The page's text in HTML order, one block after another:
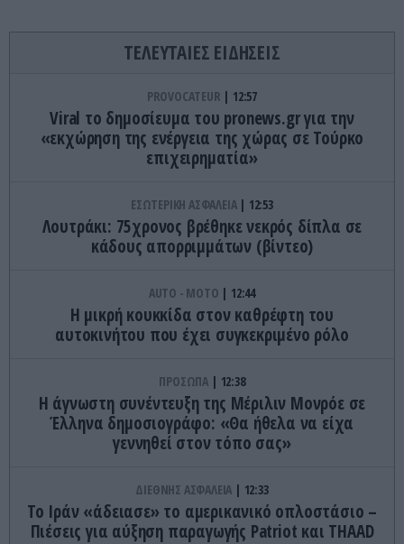
ΤΕΛΕΥΤΑΙΕΣ ΕΙΔΗΣΕΙΣ
PROVOCATEUR 12:57
Viral το δημοσίευμα του pronews.gr για την
«εκχώρηση της ενέργεια της χώρας σε Τούρκο
επιχειρηματία»
ΕΣΩΤΕΡΙΚΗ ΑΣΦΑΛΕΙΑ 12:53
Λουτράκι: 75χρονος βρέθηκε νεκρός δίπλα σε
κάδους απορριμμάτων (βίντεο)
AUTO - MOTO 12:44
Η μικρή κουκκίδα στον καθρέφτη του
αυτοκινήτου που έχει συγκεκριμένο ρόλο
ΠΡΟΣΩΠΑ 12:38
Η άγνωστη συνέντευξη της Μέριλιν Μονρόε σε
Έλληνα δημοσιογράφο: «Θα ήθελα να είχα
γεννηθεί στον τόπο σας»
ΔΙΕΘΝΗΣ ΑΣΦΑΛΕΙΑ 12:33
Το Ιράν «άδειασε» το αμερικανικό οπλοστάσιο –
Πιέσεις για αύξηση παραγωγής Patriot και THAAD